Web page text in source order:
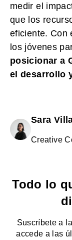
medir el
que los
eficiente. Con
los jóvenes
posicionar a
el desarrollo
Sara
Creative
Todo lo
Suscríbete a
accede a las